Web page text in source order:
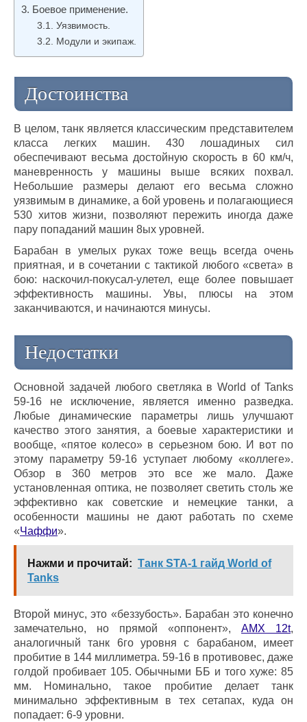
Боевое применение.
Уязвимость.
Модули и экипаж.
Достоинства
В целом, танк является классическим представителем
класса легких машин. 430 лошадиных сил
обеспечивают весьма достойную скорость в 60 км/ч,
маневренность у машины выше всяких похвал.
Небольшие размеры делают его весьма сложно
уязвимым в динамике, а 6ой уровень и полагающиеся
530 хитов жизни, позволяют пережить иногда даже
пару попаданий машин 8ых уровней.
Барабан в умелых руках тоже вещь всегда очень
приятная, и в сочетании с тактикой любого «света» в
бою: наскочил-покусал-улетел, еще более повышает
эффективность машины. Увы, плюсы на этом
заканчиваются, и начинаются минусы.
Недостатки
Основной задачей любого светляка в World of Tanks
59-16 не исключение, является именно разведка.
Любые динамические параметры лишь улучшают
качество этого занятия, а боевые характеристики и
вообще, «пятое колесо» в серьезном бою. И вот по
этому параметру 59-16 уступает любому «коллеге».
Обзор в 360 метров это все же мало. Даже
установленная оптика, не позволяет светить столь же
эффективно как советские и немецкие танки, а
особенности машины не дают работать по схеме
«Чаффи».
Нажми и прочитай: Танк STA-1 гайд World of
Tanks
Второй минус, это «беззубость». Барабан это конечно
замечательно, но прямой «оппонент», AMX 12t,
аналогичный танк 6го уровня с барабаном, имеет
пробитие в 144 миллиметра. 59-16 в противовес, даже
голдой пробивает 105. Обычными ББ и того хуже: 85
мм. Номинально, такое пробитие делает танк
минимально эффективным в тех сетапах, куда он
попадает: 6-9 уровни.